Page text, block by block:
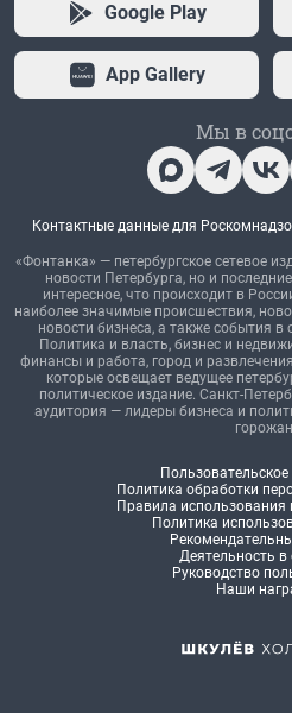
Google Play
App Gallery
Мы в
Контактные данные для
«Фонтанка» — петербургское сетевое
новости Петербурга, но и
интересное, что происходит в
наиболее значимые происшествия,
новости бизнеса, а также события в
Политика и власть, бизнес и
финансы и работа, город и
которые освещает ведущее
политическое издание. Санкт-
аудитория — лидеры бизнеса и
Политика обработки
Правила использования
Политика
Деятельность
Руководство
Наши